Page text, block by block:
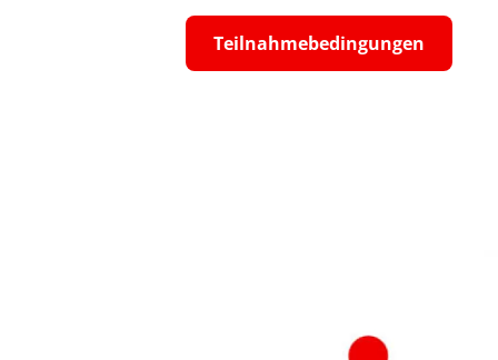
Teilnahmebedingungen